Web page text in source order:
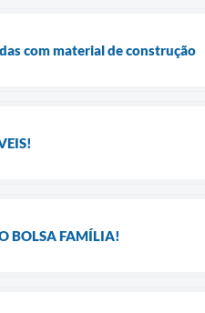
com material de construção
BOLSA FAMÍLIA!